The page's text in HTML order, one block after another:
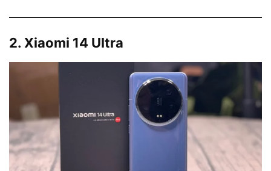
2. Xiaomi 14 Ultra